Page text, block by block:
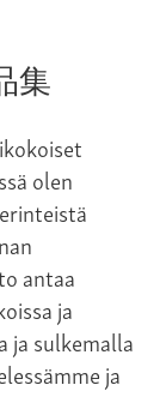
集
olen
antaa
ja
ja sulkemalla
ja